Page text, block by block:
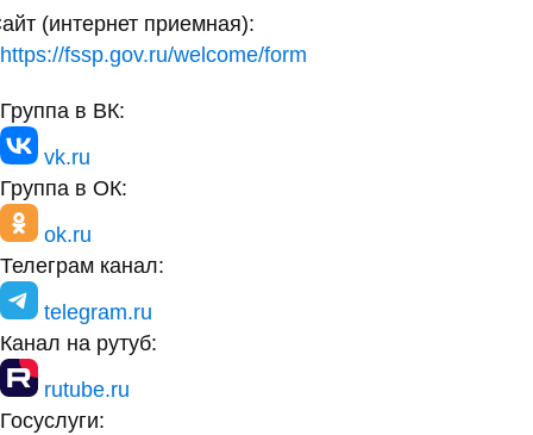
(интернет приемная):
https://fssp.gov.ru/welcome/form
Группа в ВК:
vk.ru
Группа в ОК:
ok.ru
Телеграм канал:
telegram.ru
Канал на рутуб:
rutube.ru
Госуслуги: